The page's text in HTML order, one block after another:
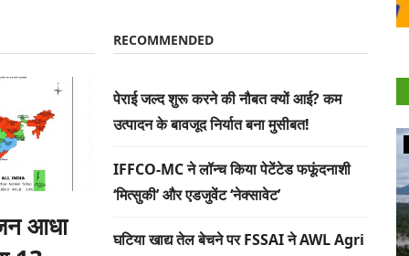
आधा
RECOMMENDED
पेराई जल्द शुरू करने की नौबत क्यों आई? कम
उत्पादन के बावजूद निर्यात बना मुसीबत!
IFFCO-MC ने लॉन्च किया पेटेंटेड फफूंदनाशी
‘मित्सुकी’ और एडजुवेंट ‘नेक्सावेट’
घटिया खाद्य तेल बेचने पर FSSAI ने AWL Agri